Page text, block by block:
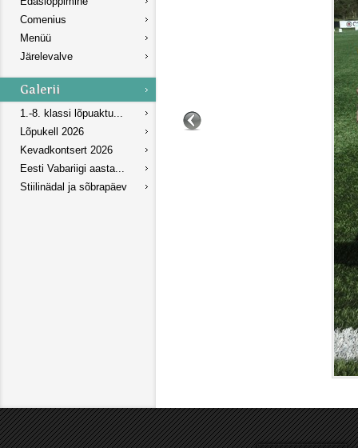
Comenius
Menüü
Järelevalve
1.-8. klassi lõpuaktu...
Lõpukell 2026
Kevadkontsert 2026
Eesti Vabariigi aasta...
Stiilinädal ja sõbrapäev